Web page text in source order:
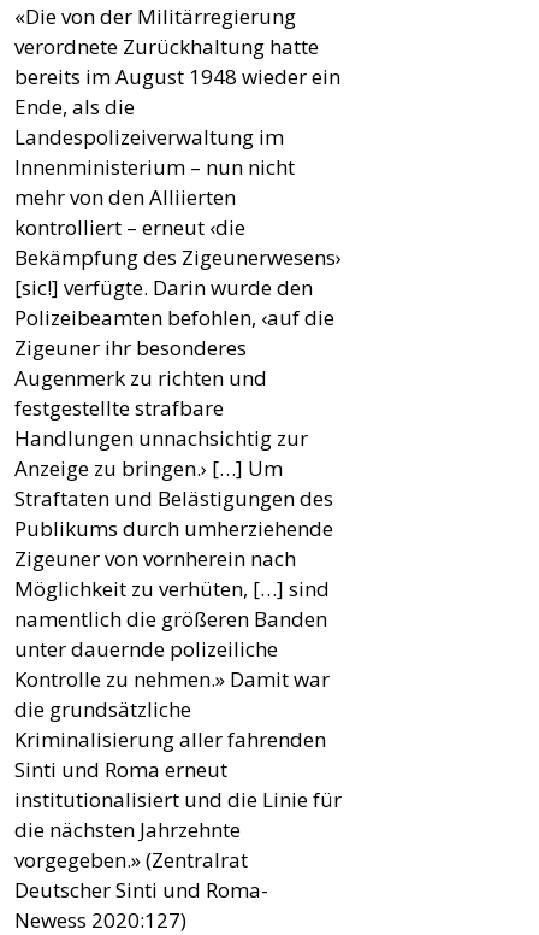
«Die von der Militärregierung
verordnete Zurückhaltung hatte
bereits im August 1948 wieder ein
Ende, als die
Landespolizeiverwaltung im
Innenministerium – nun nicht
mehr von den Alliierten
kontrolliert – erneut ‹die
Bekämpfung des Zigeunerwesens›
[sic!] verfügte. Darin wurde den
Polizeibeamten befohlen, ‹auf die
Zigeuner ihr besonderes
Augenmerk zu richten und
festgestellte strafbare
Handlungen unnachsichtig zur
Anzeige zu bringen.› […] Um
Straftaten und Belästigungen des
Publikums durch umherziehende
Zigeuner von vornherein nach
Möglichkeit zu verhüten, […] sind
namentlich die größeren Banden
unter dauernde polizeiliche
Kontrolle zu nehmen.» Damit war
die grundsätzliche
Kriminalisierung aller fahrenden
Sinti und Roma erneut
institutionalisiert und die Linie für
die nächsten Jahrzehnte
vorgegeben.» (Zentralrat
Deutscher Sinti und Roma-
Newess 2020:127)